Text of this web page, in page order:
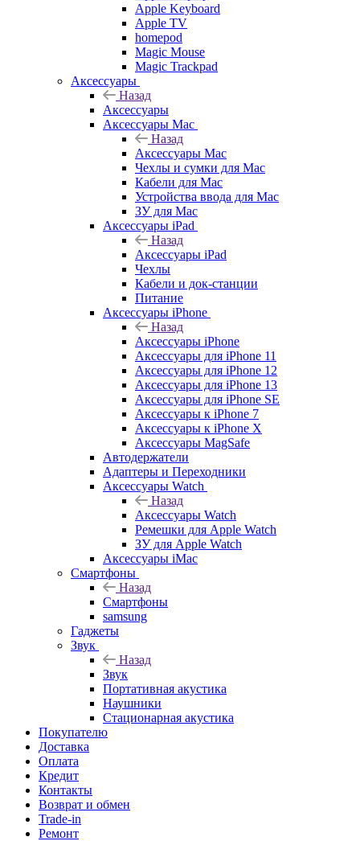
Apple Keyboard
Apple TV
homepod
Magic Mouse
Magic Trackpad
Аксессуары
Назад
Аксессуары
Аксессуары Mac
Назад
Аксессуары Mac
Чехлы и сумки для Mac
Кабели для Mac
Устройства ввода для Mac
ЗУ для Mac
Аксессуары iPad
Назад
Аксессуары iPad
Чехлы
Кабели и док-станции
Питание
Аксессуары iPhone
Назад
Аксессуары iPhone
Аксессуары для iPhone 11
Аксессуары для iPhone 12
Аксессуары для iPhone 13
Аксессуары для iPhone SE
Аксессуары к iPhone 7
Аксессуары к iPhone X
Аксессуары MagSafe
Автодержатели
Адаптеры и Переходники
Аксессуары Watch
Назад
Аксессуары Watch
Ремешки для Apple Watch
ЗУ для Apple Watch
Аксессуары iMac
Смартфоны
Назад
Смартфоны
samsung
Гаджеты
Звук
Назад
Звук
Портативная акустика
Наушники
Стационарная акустика
Покупателю
Доставка
Оплата
Кредит
Контакты
Возврат и обмен
Trade-in
Ремонт